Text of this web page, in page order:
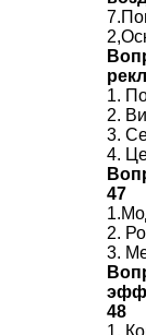
1.
2.
3.
4.
47
2.
3.
48
1.